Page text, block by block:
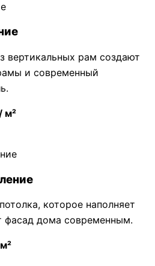
вертикальных рам создают
и современный
м²
которое наполняет
фасад дома современным.